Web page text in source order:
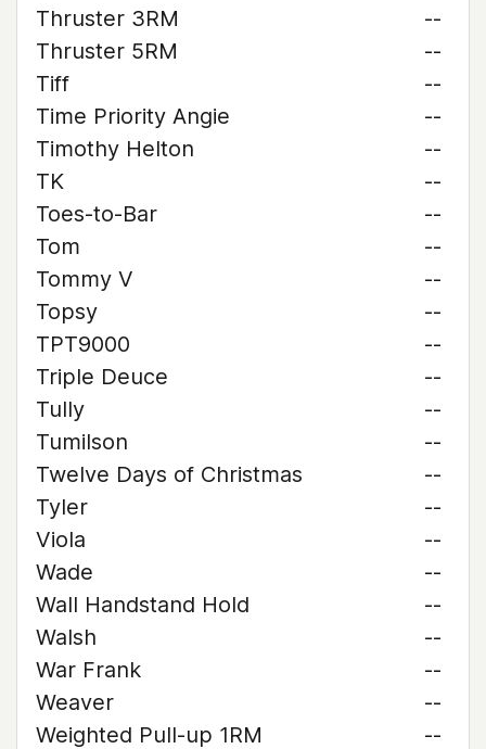
Thruster 3RM
--
Thruster 5RM
--
Tiff
--
Time Priority Angie
--
Timothy Helton
--
TK
--
Toes-to-Bar
--
Tom
--
Tommy V
--
Topsy
--
TPT9000
--
Triple Deuce
--
Tully
--
Tumilson
--
Twelve Days of Christmas
--
Tyler
--
Viola
--
Wade
--
Wall Handstand Hold
--
Walsh
--
War Frank
--
Weaver
--
Weighted Pull-up 1RM
--